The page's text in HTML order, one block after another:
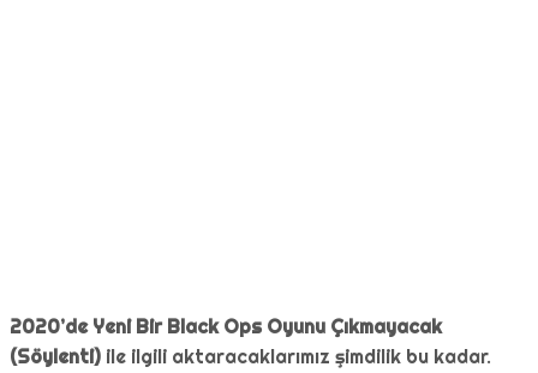
2020’de Yeni Bir Black Ops Oyunu Çıkmayacak
(Söylenti) ile ilgili aktaracaklarımız şimdilik bu kadar.